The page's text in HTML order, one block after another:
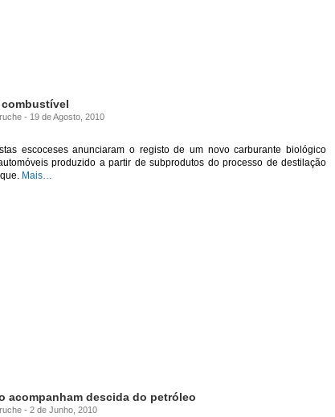
- 19 de Agosto, 2010
escoceses anunciaram o registo de um novo carburante biológico
produzido a partir de subprodutos do processo de destilação
Mais…
acompanham descida do petróleo
- 2 de Junho, 2010